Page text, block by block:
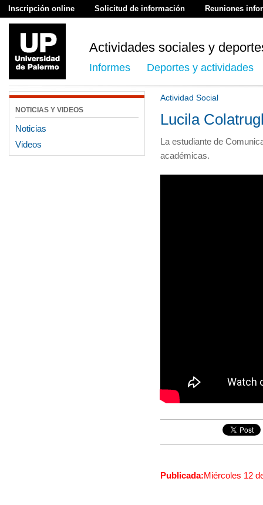
Inscripción online Solicitud de información Reuniones
Actividades sociales y
Informes Deportes y actividades
NOTICIAS Y VIDEOS
Noticias
Videos
Actividad Social
Lucila
La estudiante de
académicas.
Publicada:Miércoles 12